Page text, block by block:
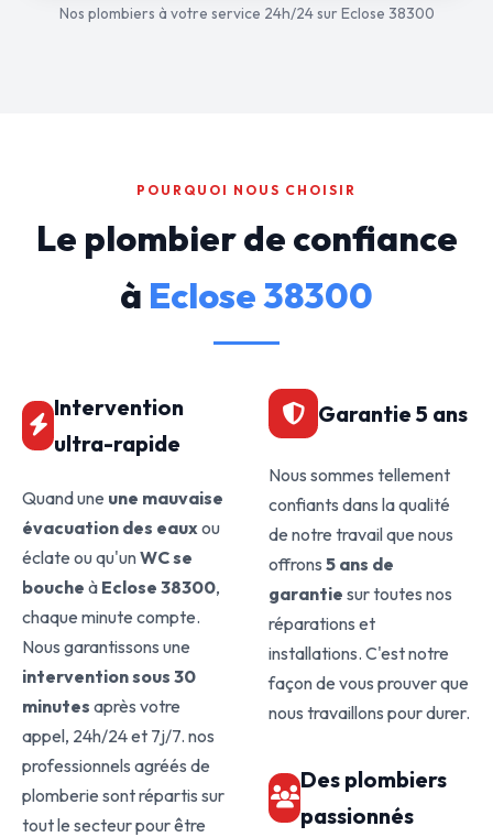
Nos plombiers à votre service 24h/24 sur Eclose 38300
POURQUOI NOUS CHOISIR
Le plombier de confiance
à Eclose 38300
Intervention
ultra-rapide
Quand une une mauvaise
évacuation des eauxou
éclate ou qu'unWC se
bouche à Eclose 38300,
chaque minute compte.
Nous garantissons une
intervention sous 30
minutes après votre
appel, 24h/24 et 7j/7. nos
professionnels agréés de
plomberie sont répartis sur
tout le secteur pour être
Garantie 5 ans
Nous sommes tellement
confiants dans la qualité
de notre travail que nous
offrons 5 ans de
garantie sur toutes nos
réparations et
installations. C'est notre
façon de vous prouver que
nous travaillons pour durer.
Des plombiers
passionnés